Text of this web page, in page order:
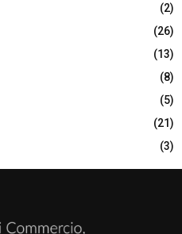
(2)
(26)
(13)
(8)
(5)
(21)
(3)